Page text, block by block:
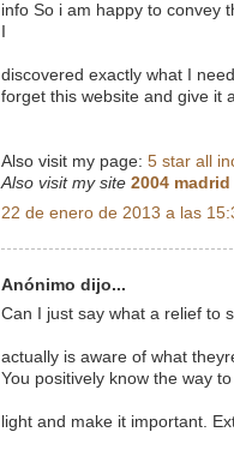
info So i am happy to convey
discovered exactly what I
forget this website and give it
Also visit my page: 5 star all
Also visit my site 2004
22 de enero de 2013 a las
Anónimo dijo...
Can I just say what a relief to
actually is aware of what
You positively know the way
light and make it important.